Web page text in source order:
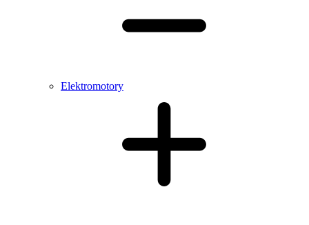
Elektromotory